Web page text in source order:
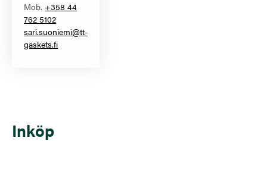
Mob. +358 44
762 5102
sari.suoniemi@tt-
gaskets.fi
Inköp